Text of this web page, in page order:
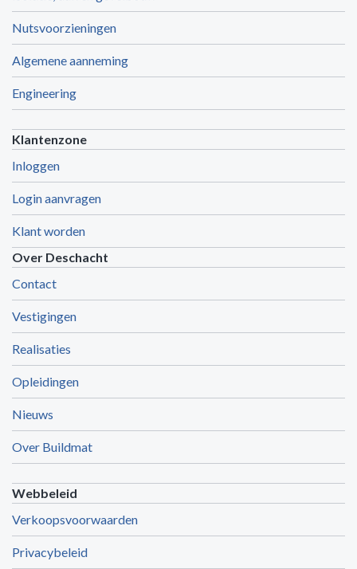
Nutsvoorzieningen
Algemene aanneming
Engineering
Klantenzone
Inloggen
Login aanvragen
Klant worden
Over Deschacht
Contact
Vestigingen
Realisaties
Opleidingen
Nieuws
Over Buildmat
Webbeleid
Verkoopsvoorwaarden
Privacybeleid